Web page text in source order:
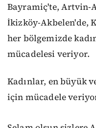
Bayramiç'te, Artvin-
İkizköy-Akbelen'de,
her bölgemizde
mücadelesi veriyor.
Kadınlar, en büyük
için mücadele